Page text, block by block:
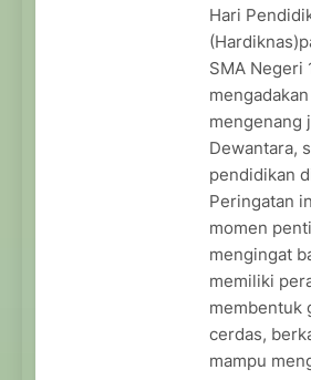
Hari
SMA Negeri
mengenang
Dewantara,
pendidikan
Peringatan
momen
mengingat
memiliki
membentuk
cerdas,
mampu